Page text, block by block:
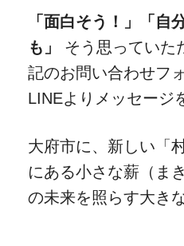
「面白そう！」「自
も」
そう思っていた
記のお問い合わせフ
LINEよりメッセージ
大府市に、新しい「
にある小さな薪（ま
の未来を照らす大き